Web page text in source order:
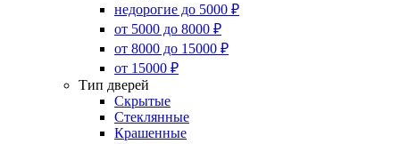
недорогие до 5000 ₽
от 5000 до 8000 ₽
от 8000 до 15000 ₽
от 15000 ₽
Тип дверей
Скрытые
Стеклянные
Крашенные